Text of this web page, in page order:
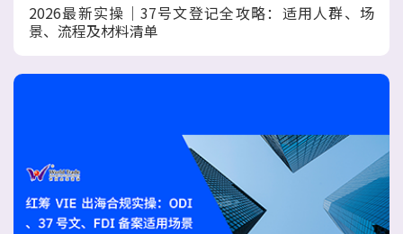
2026最新实操｜37号文登记全攻略：适用人群、场
景、流程及材料清单